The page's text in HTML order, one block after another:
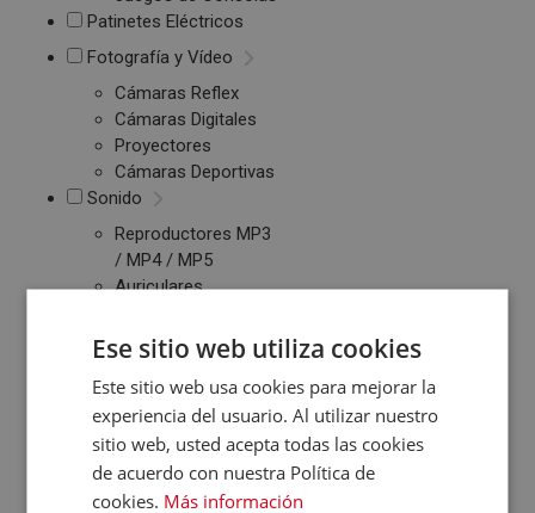
Patinetes Eléctricos
Fotografía y Vídeo
Cámaras Reflex
Cámaras Digitales
Proyectores
Cámaras Deportivas
Sonido
Reproductores MP3
/ MP4 / MP5
Auriculares
Radios CD / FM
Despertadores
Barras de Sonido
Altavoces
Inalambricos
Equipos de Música
Ese sitio web utiliza cookies
Este sitio web usa cookies para mejorar la
experiencia del usuario. Al utilizar nuestro
sitio web, usted acepta todas las cookies
de acuerdo con nuestra Política de
cookies. Más información